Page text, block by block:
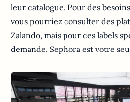
leur catalogue. Pour des
vous pourriez consulter des
Zalando, mais pour ces labels
demande, Sephora est votre